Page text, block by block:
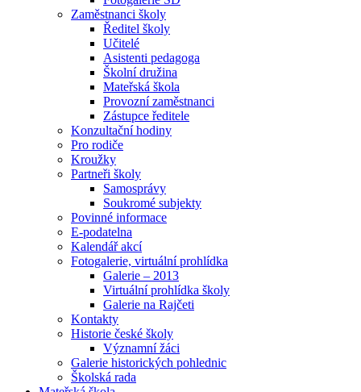
Zaměstnanci školy
Ředitel školy
Učitelé
Asistenti pedagoga
Školní družina
Mateřská škola
Provozní zaměstnanci
Zástupce ředitele
Konzultační hodiny
Pro rodiče
Kroužky
Partneři školy
Samosprávy
Soukromé subjekty
Povinné informace
E-podatelna
Kalendář akcí
Fotogalerie, virtuální prohlídka
Galerie – 2013
Virtuální prohlídka školy
Galerie na Rajčeti
Kontakty
Historie české školy
Významní žáci
Galerie historických pohlednic
Školská rada